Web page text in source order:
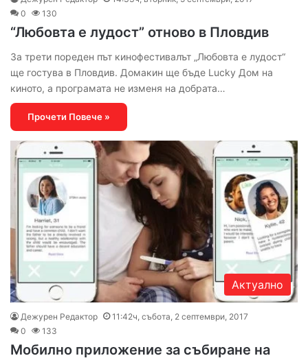
0
130
“Любовта е лудост” отново в Пловдив
За трети пореден път кинофестивалът „Любовта е лудост“
ще гостува в Пловдив. Домакин ще бъде Lucky Дом на
киното, а програмата не изменя на добрата…
Прочети Повече »
Актуално
Дежурен Редактор
11:42ч, събота, 2 септември, 2017
0
133
Мобилно приложение за събиране на